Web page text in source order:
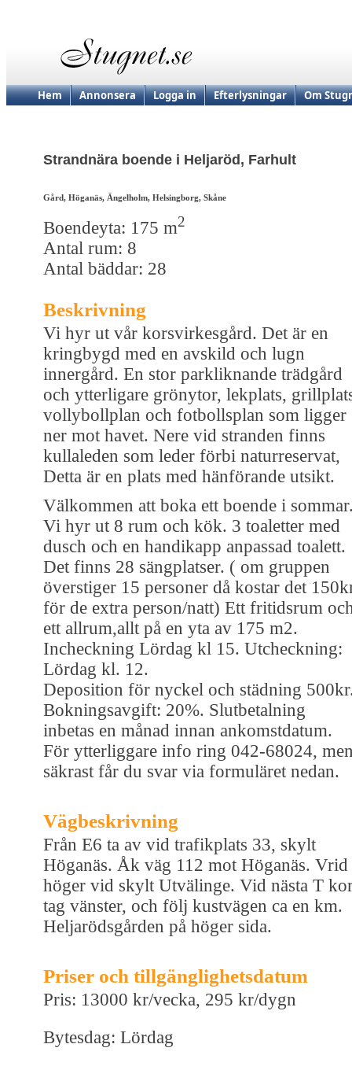
Hem Annonsera Logga in Efterlysningar Om
Strandnära boende i Heljaröd, Farhult
Gård, Höganäs, Ängelholm, Helsingborg, Skåne
Boendeyta: 175 m2
Antal rum: 8
Antal bäddar: 28
Beskrivning
Vi hyr ut vår korsvirkesgård. Det är en
kringbygd med en avskild och lugn
innergård. En stor parkliknande trädgård
och ytterligare grönytor, lekplats,
vollybollplan och fotbollsplan som ligger
ner mot havet. Nere vid stranden finns
kullaleden som leder förbi naturreservat,
Detta är en plats med hänförande utsikt.
Välkommen att boka ett boende i
Vi hyr ut 8 rum och kök. 3 toaletter med
dusch och en handikapp anpassad toalett.
Det finns 28 sängplatser. ( om gruppen
överstiger 15 personer då kostar det
för de extra person/natt) Ett fritidsrum
ett allrum,allt på en yta av 175 m2.
Incheckning Lördag kl 15. Utcheckning:
Lördag kl. 12.
Deposition för nyckel och städning
Bokningsavgift: 20%. Slutbetalning
inbetas en månad innan ankomstdatum.
För ytterliggare info ring 042-68024,
säkrast får du svar via formuläret nedan.
Vägbeskrivning
Från E6 ta av vid trafikplats 33, skylt
Höganäs. Åk väg 112 mot Höganäs. Vrid
höger vid skylt Utvälinge. Vid nästa T
tag vänster, och följ kustvägen ca en km.
Heljarödsgården på höger sida.
Priser och tillgänglighetsdatum
Pris: 13000 kr/vecka, 295 kr/dygn
Bytesdag: Lördag